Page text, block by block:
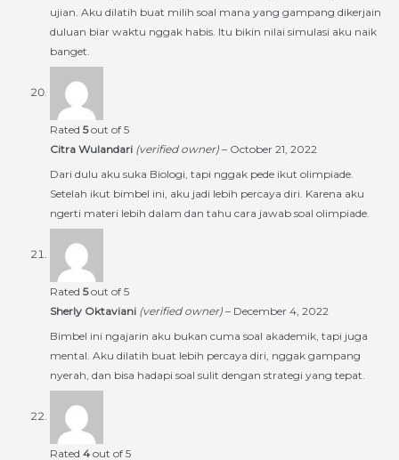
ujian. Aku dilatih buat milih soal mana yang gampang dikerjain
duluan biar waktu nggak habis. Itu bikin nilai simulasi aku naik
banget.
Rated 5out of 5
Citra Wulandari (verified owner) – October 21, 2022
Dari dulu aku suka Biologi, tapi nggak pede ikut olimpiade.
Setelah ikut bimbel ini, aku jadi lebih percaya diri. Karena aku
ngerti materi lebih dalam dan tahu cara jawab soal olimpiade.
Rated 5out of 5
Sherly Oktaviani (verified owner) – December 4, 2022
Bimbel ini ngajarin aku bukan cuma soal akademik, tapi juga
mental. Aku dilatih buat lebih percaya diri, nggak gampang
nyerah, dan bisa hadapi soal sulit dengan strategi yang tepat.
Rated 4 out of 5